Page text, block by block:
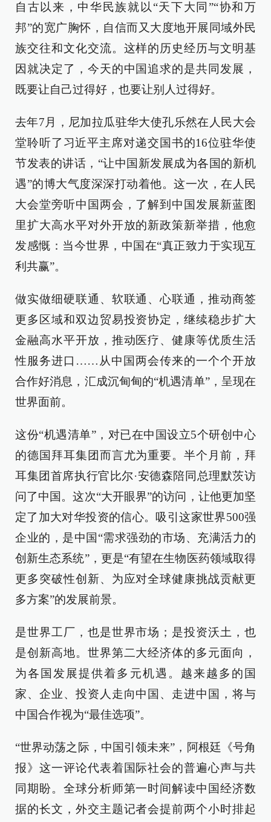
自古以来，中华民族就以“天下大同”“协和万
邦”的宽广胸怀，自信而又大度地开展同域外民
族交往和文化交流。这样的历史经历与文明基
因就决定了，今天的中国追求的是共同发展，
既要让自己过得好，也要让别人过得好。
去年7月，尼加拉瓜驻华大使孔乐然在人民大会
堂聆听了习近平主席对递交国书的16位驻华使
节发表的讲话，“让中国新发展成为各国的新机
遇”的博大气度深深打动着他。这一次，在人民
大会堂旁听中国两会，了解到中国发展新蓝图
里扩大高水平对外开放的新政策新举措，他愈
发感慨：当今世界，中国在“真正致力于实现互
利共赢”。
做实做细硬联通、软联通、心联通，推动商签
更多区域和双边贸易投资协定，继续稳步扩大
金融高水平开放，推动医疗、健康等优质生活
性服务进口……从中国两会传来的一个个开放
合作好消息，汇成沉甸甸的“机遇清单”，呈现在
世界面前。
这份“机遇清单”，对已在中国设立5个研创中心
的德国拜耳集团而言尤为重要。半个月前，拜
耳集团首席执行官比尔·安德森陪同总理默茨访
问了中国。这次“大开眼界”的访问，让他更加坚
定了加大对华投资的信心。吸引这家世界500强
企业的，是中国“需求强劲的市场、充满活力的
创新生态系统”，更是“有望在生物医药领域取得
更多突破性创新、为应对全球健康挑战贡献更
多方案”的发展前景。
是世界工厂，也是世界市场；是投资沃土，也
是创新高地。世界第二大经济体的多元面向，
为各国发展提供着多元机遇。越来越多的国
家、企业、投资人走向中国、走进中国，将与
中国合作视为“最佳选项”。
“世界动荡之际，中国引领未来”，阿根廷《号角
报》这一评论代表着国际社会的普遍心声与共
同期盼。全球分析师第一时间解读中国经济数
据的长文，外交主题记者会提前两个小时排起